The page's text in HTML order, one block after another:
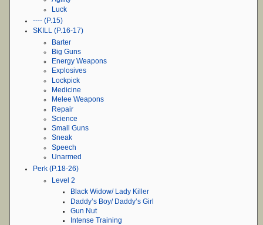
Luck
---- (P.15)
SKILL (P.16-17)
Barter
Big Guns
Energy Weapons
Explosives
Lockpick
Medicine
Melee Weapons
Repair
Science
Small Guns
Sneak
Speech
Unarmed
Perk (P.18-26)
Level 2
Black Widow/ Lady Killer
Daddy’s Boy/ Daddy’s Girl
Gun Nut
Intense Training